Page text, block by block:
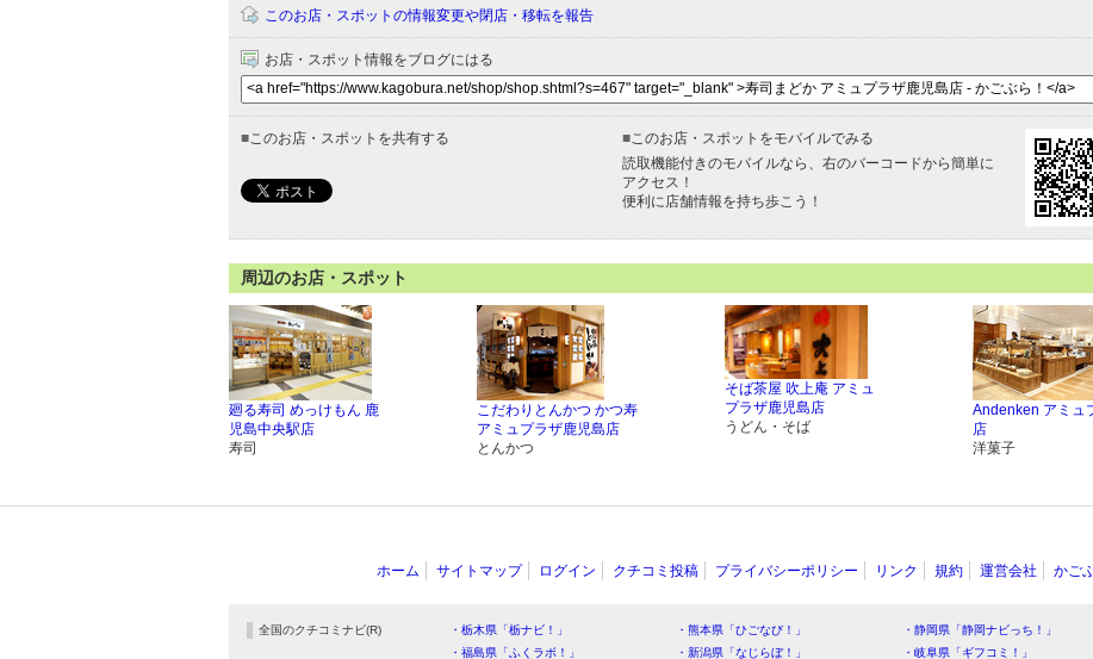
このお店・スポットの情報変更や閉店・移転を報告
お店・スポット情報をブログにはる
■ このお店・スポットを共有する ■ このお店・スポットをモバイルでみる
読取機能付きのモバイルなら、右のバーコードから簡単に
アクセス！
便利に店舗情報を持ち歩こう！
周辺のお店・スポット
廻る寿司 めっけもん 鹿
児島中央駅店
寿司
こだわりとんかつ かつ寿
アミュプラザ鹿児島店
とんかつ
そば茶屋 吹上庵 アミュ
プラザ鹿児島店
うどん・そば
Andenken アミュ
店
洋菓子
ホーム サイトマップ ログイン クチコミ投稿 プライバシーポリシー リンク 規約 運営会社 かご
全国のクチコミナビ(R) ・栃木県「栃ナビ！」 ・熊本県「ひごなび！」 ・静岡県「静岡ナビっち！」
・福島県「ふくラボ！」
・新潟県「なじらぼ！」 ・岐阜県「ギフコミ！」